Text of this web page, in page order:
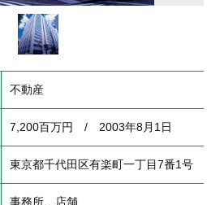
不動産
7,200百万円　/　2003年8月1日
東京都千代田区有楽町一丁目7番1号
事務所、店舗